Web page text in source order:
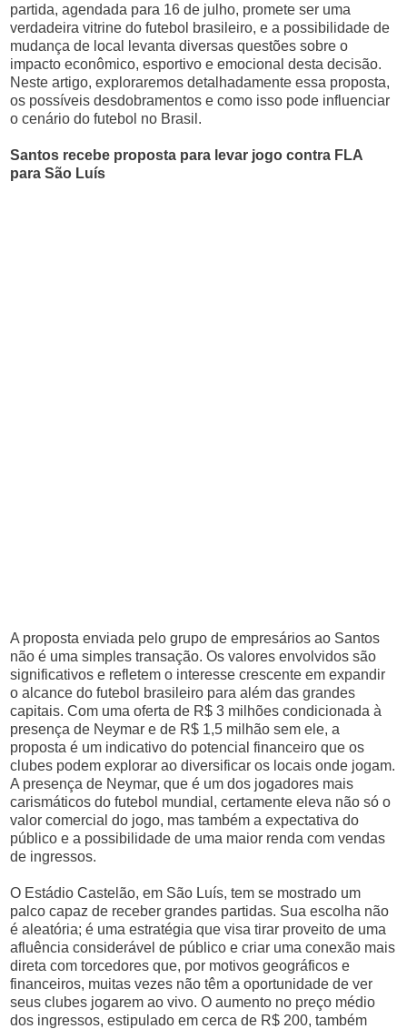
partida, agendada para 16 de julho, promete ser uma
verdadeira vitrine do futebol brasileiro, e a possibilidade de
mudança de local levanta diversas questões sobre o
impacto econômico, esportivo e emocional desta decisão.
Neste artigo, exploraremos detalhadamente essa proposta,
os possíveis desdobramentos e como isso pode influenciar
o cenário do futebol no Brasil.
Santos recebe proposta para levar jogo contra FLA
para São Luís
A proposta enviada pelo grupo de empresários ao Santos
não é uma simples transação. Os valores envolvidos são
significativos e refletem o interesse crescente em expandir
o alcance do futebol brasileiro para além das grandes
capitais. Com uma oferta de R$ 3 milhões condicionada à
presença de Neymar e de R$ 1,5 milhão sem ele, a
proposta é um indicativo do potencial financeiro que os
clubes podem explorar ao diversificar os locais onde jogam.
A presença de Neymar, que é um dos jogadores mais
carismáticos do futebol mundial, certamente eleva não só o
valor comercial do jogo, mas também a expectativa do
público e a possibilidade de uma maior renda com vendas
de ingressos.
O Estádio Castelão, em São Luís, tem se mostrado um
palco capaz de receber grandes partidas. Sua escolha não
é aleatória; é uma estratégia que visa tirar proveito de uma
afluência considerável de público e criar uma conexão mais
direta com torcedores que, por motivos geográficos e
financeiros, muitas vezes não têm a oportunidade de ver
seus clubes jogarem ao vivo. O aumento no preço médio
dos ingressos, estipulado em cerca de R$ 200, também